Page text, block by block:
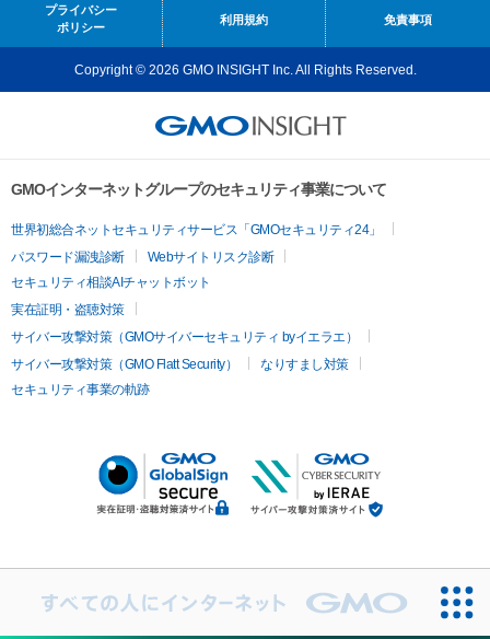
プライバシー
ポリシー
利用規約 免責事項
Copyright © 2026 GMO INSIGHT Inc. All Rights Reserved.
GMOインターネットグループのセキュリティ事業について
世界初総合ネットセキュリティサービス「GMOセキュリティ24」
パスワード漏洩診断
Webサイトリスク診断
セキュリティ相談AIチャットボット
実在証明・盗聴対策
サイバー攻撃対策（GMOサイバーセキュリティ byイエラエ）
サイバー攻撃対策（GMO Flatt Security）
なりすまし対策
セキュリティ事業の軌跡